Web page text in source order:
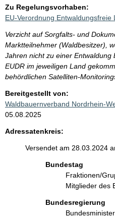
Zu Regelungsvorhaben:
EU-Verordnung Entwaldungsfreie
Verzicht auf Sorgfalts- und
Marktteilnehmer (Waldbesitzer),
Jahren nicht zu einer Entwaldung
EUDR im jeweiligen Land
behördlichen Satelliten-
Bereitgestellt von:
Waldbauernverband Nordrhein-
05.08.2025
Adressatenkreis:
Versendet am 28.03.2024
Bundestag
Fraktionen/
Mitglieder des
Bundesregierung